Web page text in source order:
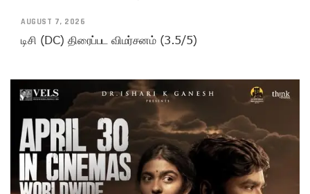
AUGUST 7, 2026
டிசி (DC) திரைப்பட விமர்சனம் (3.5/5)